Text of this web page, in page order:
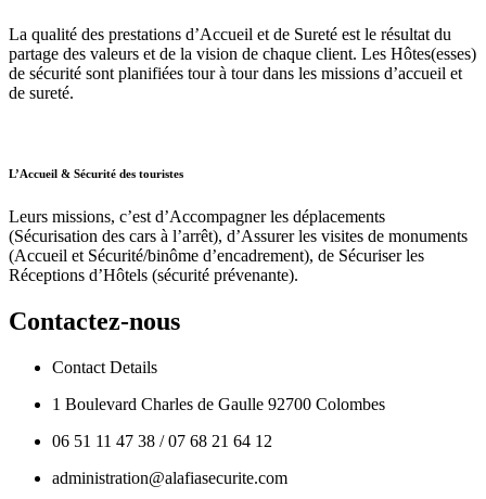
La qualité des prestations d’Accueil et de Sureté est le résultat du
partage des valeurs et de la vision de chaque client. Les Hôtes(esses)
de sécurité sont planifiées tour à tour dans les missions d’accueil et
de sureté.
L’Accueil & Sécurité des touristes
Leurs missions, c’est d’Accompagner les déplacements
(Sécurisation des cars à l’arrêt), d’Assurer les visites de monuments
(Accueil et Sécurité/binôme d’encadrement), de Sécuriser les
Réceptions d’Hôtels (sécurité prévenante).
Contactez-nous
Contact Details
1 Boulevard Charles de Gaulle 92700 Colombes
06 51 11 47 38 / 07 68 21 64 12
administration@alafiasecurite.com